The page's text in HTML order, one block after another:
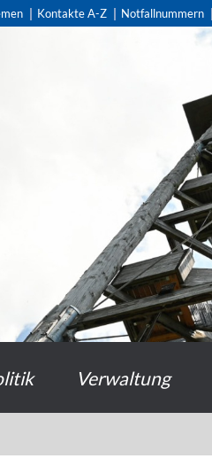
Kontakte A-Z Notfallnummern
Verwaltung